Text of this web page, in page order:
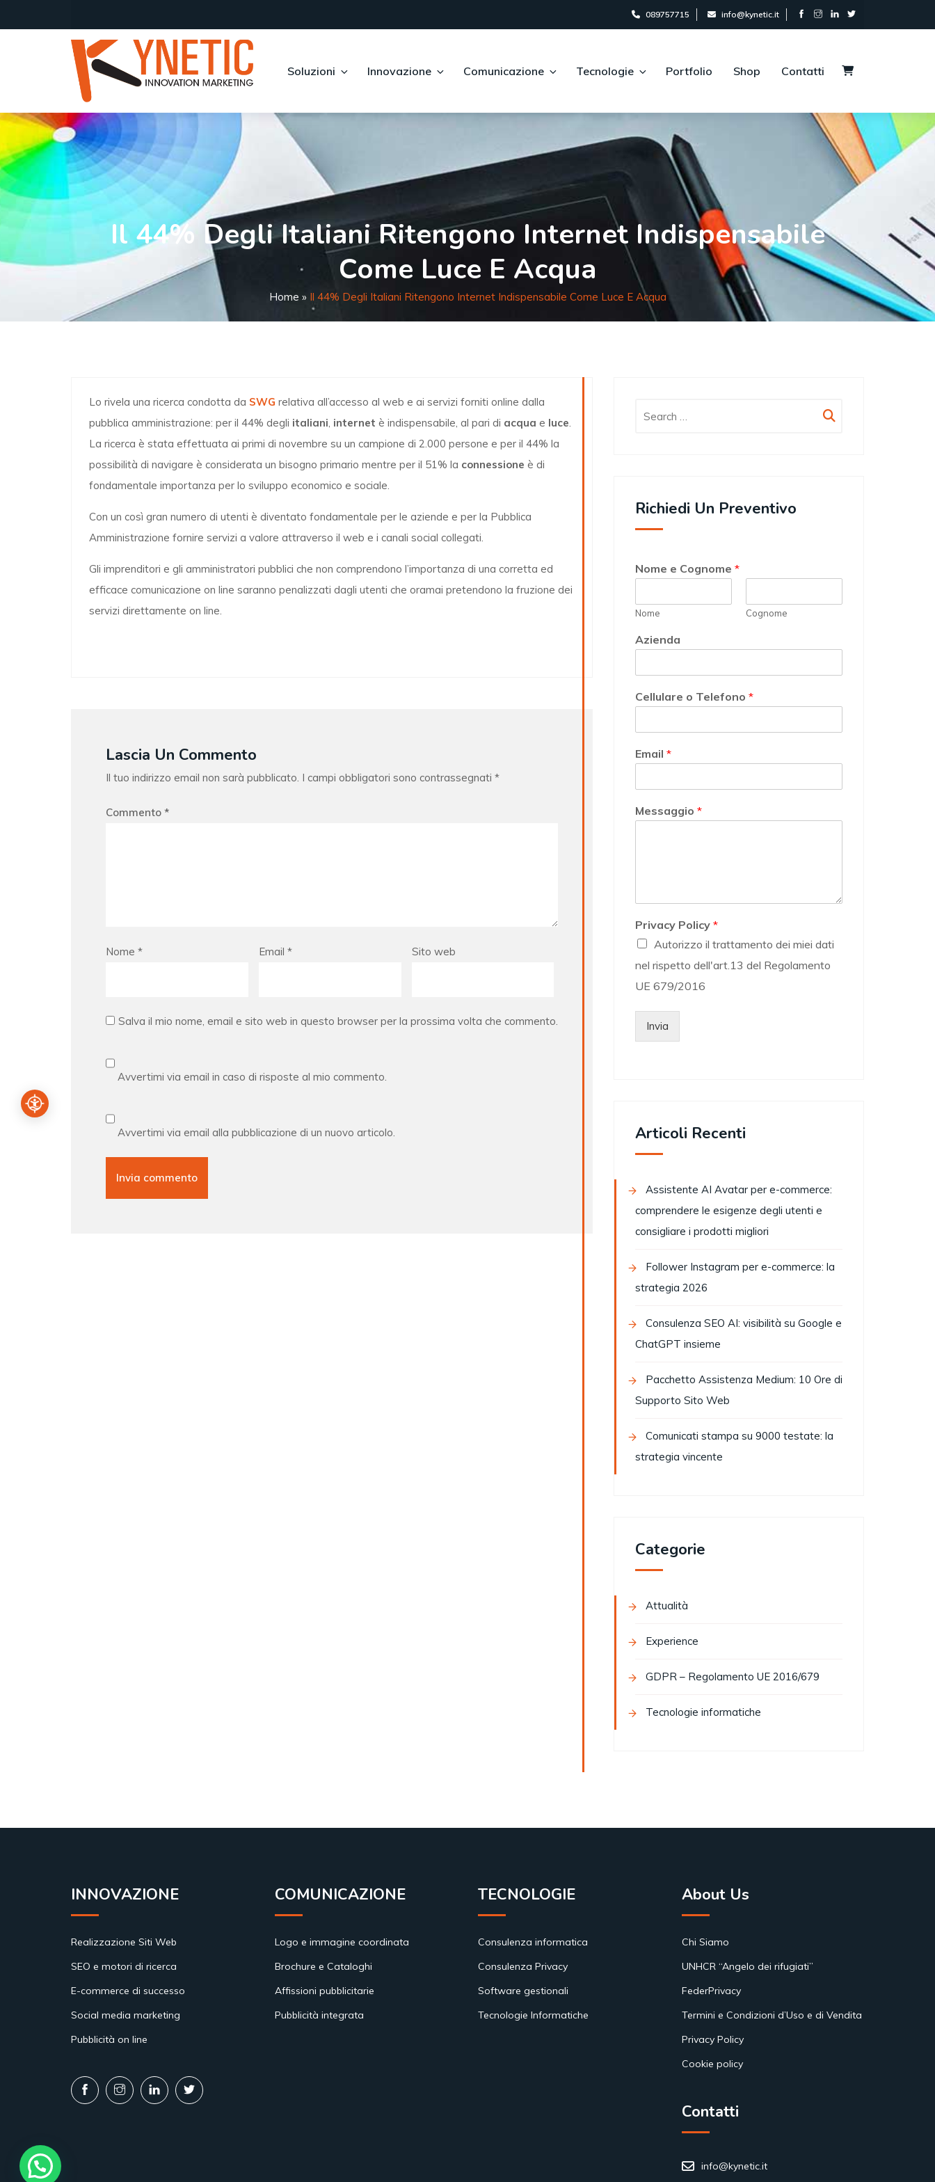
089757715 info@kynetic.it
Soluzioni Innovazione Comunicazione Tecnologie Portfolio Shop Contatti
Il 44% Degli Italiani Ritengono Internet Indispensabile
Come Luce E Acqua
Home » Il 44% Degli Italiani Ritengono Internet Indispensabile Come Luce E Acqua
Lo rivela una ricerca condotta da SWG relativa all’accesso al web e ai servizi forniti online dalla
pubblica amministrazione: per il 44% degli italiani, internet è indispensabile, al pari di acqua e luce.
La ricerca è stata effettuata ai primi di novembre su un campione di 2.000 persone e per il 44% la
possibilità di navigare è considerata un bisogno primario mentre per il 51% la connessione è di
fondamentale importanza per lo sviluppo economico e sociale.
Con un così gran numero di utenti è diventato fondamentale per le aziende e per la Pubblica
Amministrazione fornire servizi a valore attraverso il web e i canali social collegati.
Gli imprenditori e gli amministratori pubblici che non comprendono l’importanza di una corretta ed
efficace comunicazione on line saranno penalizzati dagli utenti che oramai pretendono la fruzione dei
servizi direttamente on line.
Lascia Un Commento
Il tuo indirizzo email non sarà pubblicato. I campi obbligatori sono contrassegnati *
Commento *
Nome * Email * Sito web
Salva il mio nome, email e sito web in questo browser per la prossima volta che commento.
Avvertimi via email in caso di risposte al mio commento.
Avvertimi via email alla pubblicazione di un nuovo articolo.
Richiedi Un Preventivo
Nome e Cognome *
Nome Cognome
Azienda
Cellulare o Telefono *
Email *
Messaggio *
Privacy Policy *
Autorizzo il trattamento dei miei dati
nel rispetto dell'art.13 del Regolamento
UE 679/2016
Invia
Articoli Recenti
Assistente AI Avatar per e-commerce:
comprendere le esigenze degli utenti e
consigliare i prodotti migliori
Follower Instagram per e-commerce: la
strategia 2026
Consulenza SEO AI: visibilità su Google e
ChatGPT insieme
Pacchetto Assistenza Medium: 10 Ore di
Supporto Sito Web
Comunicati stampa su 9000 testate: la
strategia vincente
Categorie
Attualità
Experience
GDPR – Regolamento UE 2016/679
Tecnologie informatiche
INNOVAZIONE
Realizzazione Siti Web
SEO e motori di ricerca
E-commerce di successo
Social media marketing
Pubblicità on line
COMUNICAZIONE
Logo e immagine coordinata
Brochure e Cataloghi
Affissioni pubblicitarie
Pubblicità integrata
TECNOLOGIE
Consulenza informatica
Consulenza Privacy
Software gestionali
Tecnologie Informatiche
About Us
Chi Siamo
UNHCR “Angelo dei rifugiati”
FederPrivacy
Termini e Condizioni d’Uso e di Vendita
Privacy Policy
Cookie policy
Contatti
info@kynetic.it